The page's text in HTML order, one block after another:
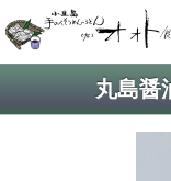
丸島醤